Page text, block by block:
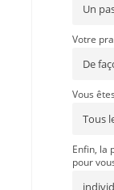
Votre
Vous
Enfin, la
pour